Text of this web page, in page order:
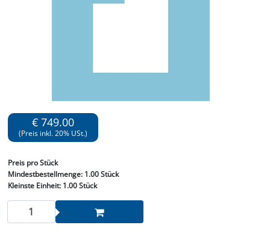
€ 749.00
(Preis inkl. 20% USt.)
Preis pro Stück
Mindestbestellmenge: 1.00 Stück
Kleinste Einheit:1.00 Stück